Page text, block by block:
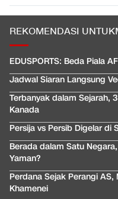
REKOMENDASI
EDUSPORTS: Beda Piala
Jadwal Siaran Langsung
Terbanyak dalam Sejarah,
Kanada
Persija vs Persib Digelar di
Berada dalam Satu
Yaman?
Perdana Sejak Perangi
Khamenei